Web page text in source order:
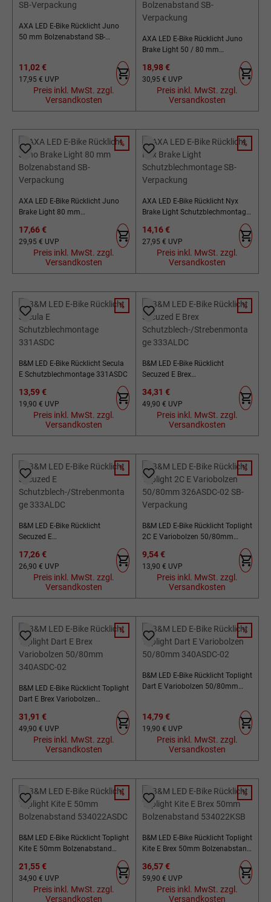
AXA LED E-Bike Rücklicht Juno
50 mm Bolzenabstand SB-
Verkaufspreis:
11,02 €
Regulärer Preis:
17,95 € UVP
Preis inkl. MwSt. zzgl.
Versandkosten
AXA LED E-Bike Rücklicht Juno
Brake Light 50 / 80 mm
Bolzenabstand SB-Verpackung
Verkaufspreis:
18,98 €
Regulärer Preis:
30,95 € UVP
Preis inkl. MwSt. zzgl.
Versandkosten
RABATT
%
AXA LED E-Bike Rücklicht Juno
Brake Light 80 mm
Verkaufspreis:
17,66 €
Regulärer Preis:
29,95 € UVP
Preis inkl. MwSt. zzgl.
Versandkosten
RABATT
%
AXA LED E-Bike Rücklicht Nyx
Brake Light Schutzblechmontage
Verkaufspreis:
14,16 €
Regulärer Preis:
27,95 € UVP
Preis inkl. MwSt. zzgl.
Versandkosten
RABATT
%
B&M LED E-Bike Rücklicht Secula
E Schutzblechmontage 331ASDC
Verkaufspreis:
13,59 €
Regulärer Preis:
19,90 € UVP
Preis inkl. MwSt. zzgl.
Versandkosten
RABATT
%
B&M LED E-Bike Rücklicht
Secuzed E Brex
333ALDC
Verkaufspreis:
34,31 €
Regulärer Preis:
49,90 € UVP
Preis inkl. MwSt. zzgl.
Versandkosten
RABATT
%
B&M LED E-Bike Rücklicht
Secuzed E
333ALDC
Verkaufspreis:
17,26 €
Regulärer Preis:
26,90 € UVP
Preis inkl. MwSt. zzgl.
Versandkosten
RABATT
%
B&M LED E-Bike Rücklicht Toplight
2C E Variobolzen 50/80mm
Verkaufspreis:
9,54 €
Regulärer Preis:
13,90 € UVP
Preis inkl. MwSt. zzgl.
Versandkosten
RABATT
%
B&M LED E-Bike Rücklicht Toplight
Dart E Brex Variobolzen
Verkaufspreis:
31,91 €
Regulärer Preis:
49,90 € UVP
Preis inkl. MwSt. zzgl.
Versandkosten
RABATT
%
B&M LED E-Bike Rücklicht Toplight
Dart E Variobolzen 50/80mm
Verkaufspreis:
14,79 €
Regulärer Preis:
19,90 € UVP
Preis inkl. MwSt. zzgl.
Versandkosten
RABATT
%
B&M LED E-Bike Rücklicht Toplight
Kite E 50mm Bolzenabstand
Verkaufspreis:
21,55 €
Regulärer Preis:
34,90 € UVP
Preis inkl. MwSt. zzgl.
Versandkosten
RABATT
%
B&M LED E-Bike Rücklicht Toplight
Kite E Brex 50mm Bolzenabstand
Verkaufspreis:
36,57 €
Regulärer Preis:
59,90 € UVP
Preis inkl. MwSt. zzgl.
Versandkosten